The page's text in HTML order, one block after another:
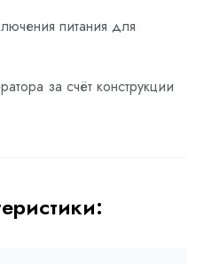
питания для
за счёт конструкции